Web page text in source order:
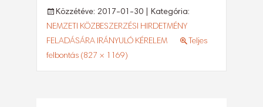
Közzétéve: 2017-01-30 | Kategória:
NEMZETI KÖZBESZERZÉSI HIRDETMÉNY
FELADÁSÁRA IRÁNYULÓ KÉRELEM
Teljes
felbontás (827 × 1169)